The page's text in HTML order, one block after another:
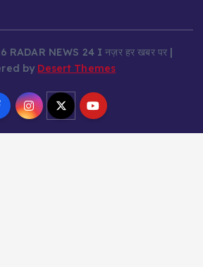
NEWS 24 I नज़र हर खबर पर |
by Desert Themes